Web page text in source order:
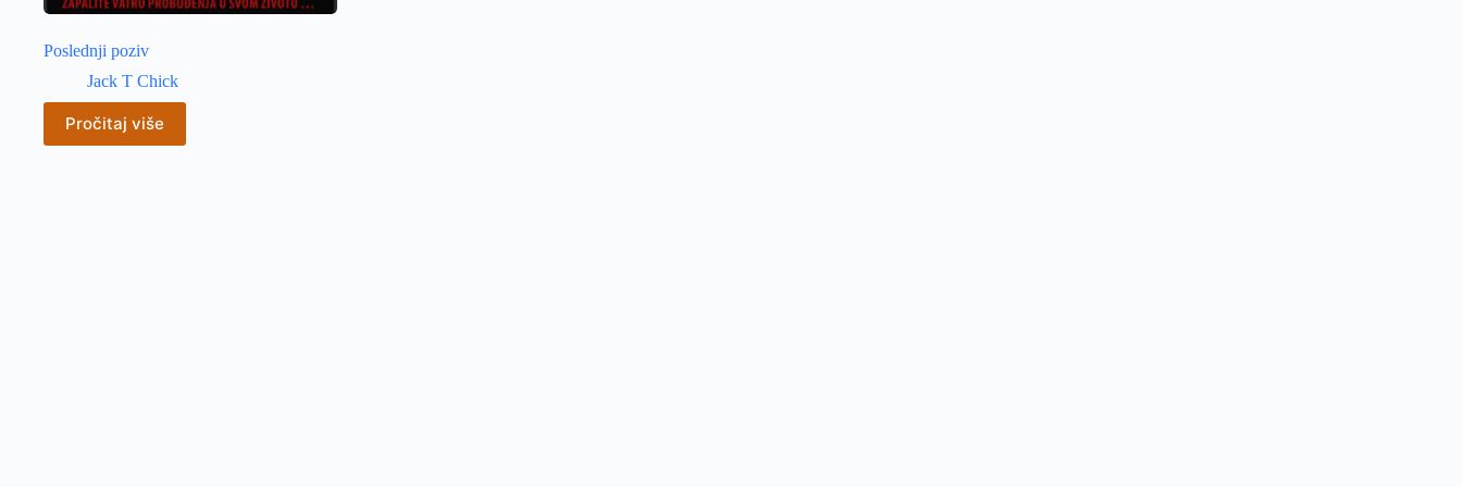
Poslednji poziv
Jack T Chick
Pročitaj više